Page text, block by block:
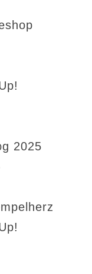
2025